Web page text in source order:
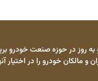
روز در حوزه صنعت خودرو
و مالکان خودرو را در اختیار